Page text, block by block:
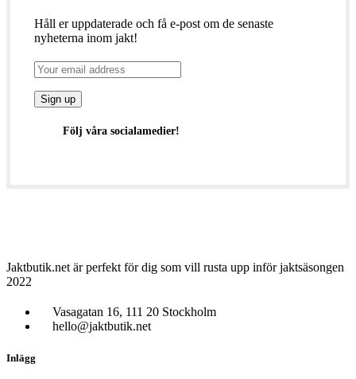
Håll er uppdaterade och få e-post om de senaste
nyheterna inom jakt!
Följ våra socialamedier!
Jaktbutik.net är perfekt för dig som vill rusta upp inför jaktsäsongen
2022
Vasagatan 16, 111 20 Stockholm
hello@jaktbutik.net
Inlägg